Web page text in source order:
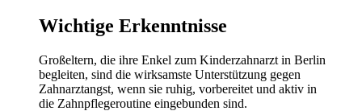
Wichtige Erkenntnisse
Großeltern, die ihre Enkel zum Kinderzahnarzt in Berlin
begleiten, sind die wirksamste Unterstützung gegen
Zahnarztangst, wenn sie ruhig, vorbereitet und aktiv in
die Zahnpflegeroutine eingebunden sind.